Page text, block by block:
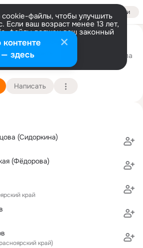
Войти
файлы, чтобы улучшить
Если ваш возраст менее 13 лет,
файлы должен ваш законный
Больше информации
Настроить
Винник
31 октября (45 лет)
17 школа
Написать
(Сидоркина)
(Фёдорова)
край
край)
здесь